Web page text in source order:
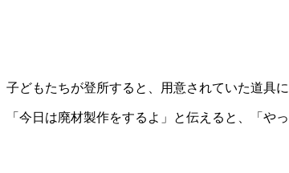
子どもたちが登所すると、用意されていた道具に
「今日は廃材製作をするよ」と伝えると、「や